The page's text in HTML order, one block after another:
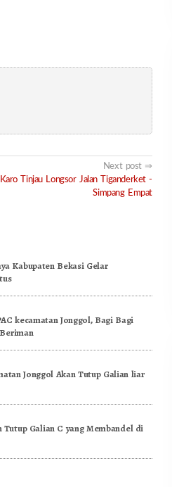
Next post
Tinjau Longsor Jalan Tiganderket -
Simpang Empat
Kabupaten Bekasi Gelar
kecamatan Jonggol, Bagi Bagi
Jonggol Akan Tutup Galian liar
Tutup Galian C yang Membandel di
Di Myanmar, Siap Bantu Korban